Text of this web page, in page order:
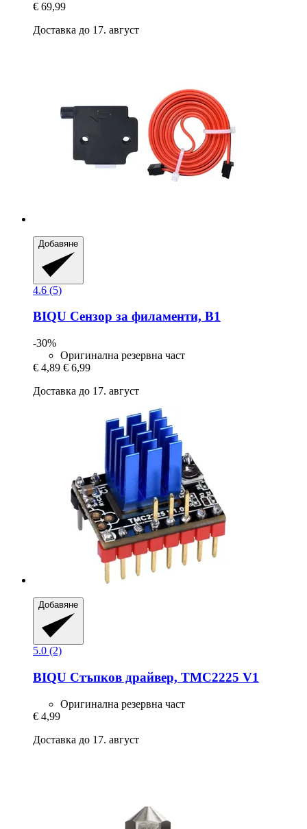
€ 69,99
Доставка до 17. август
Добавяне
4.6 (5)
BIQU Сензор за филаменти, B1
-30%
Оригинална резервна част
€ 4,89 € 6,99
Доставка до 17. август
Добавяне
5.0 (2)
BIQU Стъпков драйвер, TMC2225 V1
Оригинална резервна част
€ 4,99
Доставка до 17. август